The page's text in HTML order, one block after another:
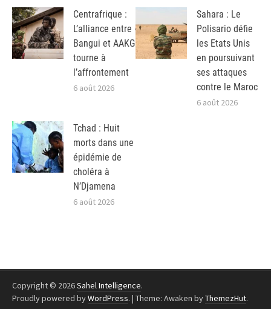
Centrafrique :
L’alliance entre
Bangui et AAKG
tourne à
l’affrontement
6 août 2026
Sahara : Le
Polisario défie
les Etats Unis
en poursuivant
ses attaques
contre le Maroc
6 août 2026
Tchad : Huit
morts dans une
épidémie de
choléra à
N’Djamena
6 août 2026
Copyright © 2026Sahel Intelligence.
Proudly powered byWordPress. | Theme: Awaken byThemezHut.